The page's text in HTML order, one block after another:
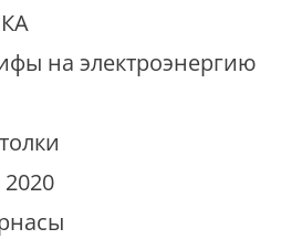
на электроэнергию